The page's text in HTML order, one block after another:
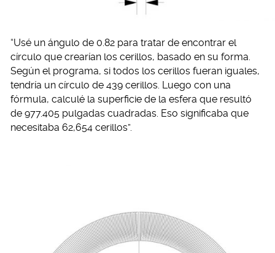
“Usé un ángulo de 0.82 para tratar de encontrar el
círculo que crearían los cerillos, basado en su forma.
Según el programa, si todos los cerillos fueran iguales,
tendría un círculo de 439 cerillos. Luego con una
fórmula, calculé la superficie de la esfera que resultó
de 977.405 pulgadas cuadradas. Eso significaba que
necesitaba 62,654 cerillos”.